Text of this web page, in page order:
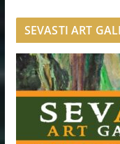
SEVASTI ART